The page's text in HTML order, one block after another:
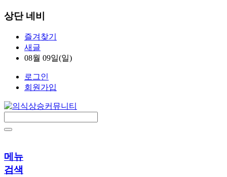
상단 네비
즐겨찾기
새글
08월 09일(일)
로그인
회원가입
메뉴
검색